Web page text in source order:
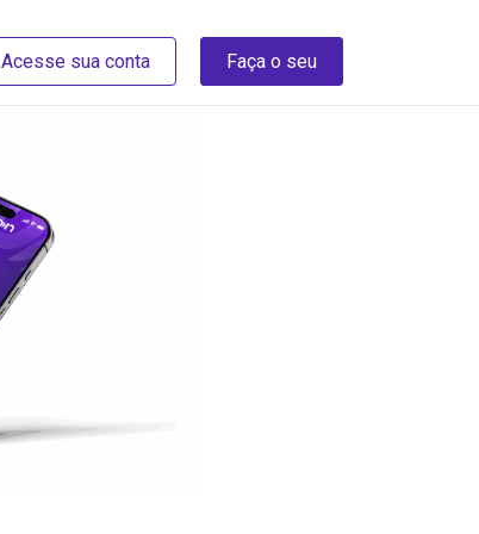
Acesse sua conta Faça o seu